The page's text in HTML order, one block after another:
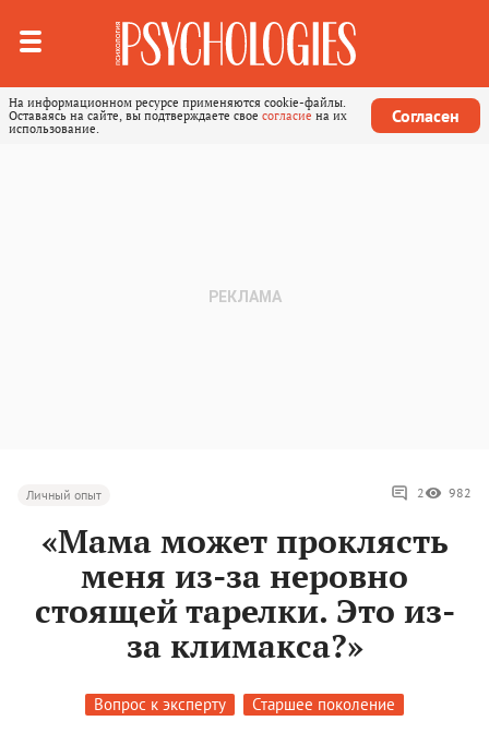
На информационном ресурсе применяются cookie-файлы.
Оставаясь на сайте, вы подтверждаете свое согласие на их
использование.
Согласен
Личный опыт 2 982
«Мама может проклясть
меня из-за неровно
стоящей тарелки. Это из-
за климакса?»
Вопрос к эксперту Старшее поколение